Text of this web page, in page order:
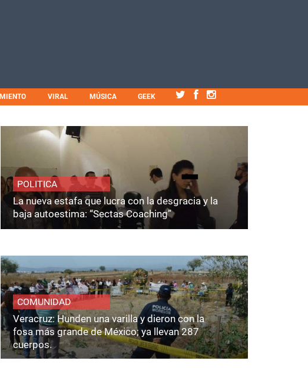
VIRAL MÚSICA GEEK
POLITICA
La nueva estafa que lucra con la desgracia y la
baja autoestima: “Sectas Coaching”
COMUNIDAD
Veracruz: Hunden una varilla y dieron con la
fosa más grande de México; ya llevan 287
cuerpos.